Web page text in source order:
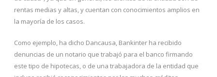
rentas medias y altas, y cuentan con conocimientos amplios en
la mayoría de los casos.
Como ejemplo, ha dicho Dancausa, Bankinter ha recibido
denuncias de un notario que trabajó para el banco firmando
este tipo de hipotecas, o de una trabajadora de la entidad que